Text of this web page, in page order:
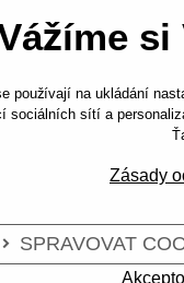
si
používají na ukládání
sociálních sítí a
Zásady
SPRAVOVAT
4 dv.
2008 -
kombi CW -
CW -